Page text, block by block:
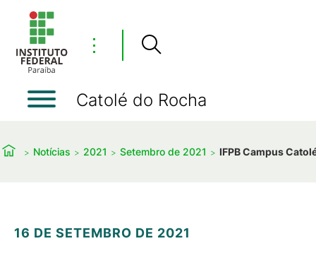
⋮
Catolé do Rocha
Notícias 2021 Setembro de 2021 IFPB Campus
16 DE SETEMBRO DE 2021